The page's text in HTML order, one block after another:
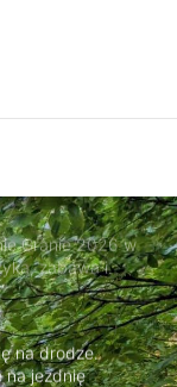
kolejowych.
MPK w
Granie 2026 w
zabawa i
na drodze.
na jezdnię